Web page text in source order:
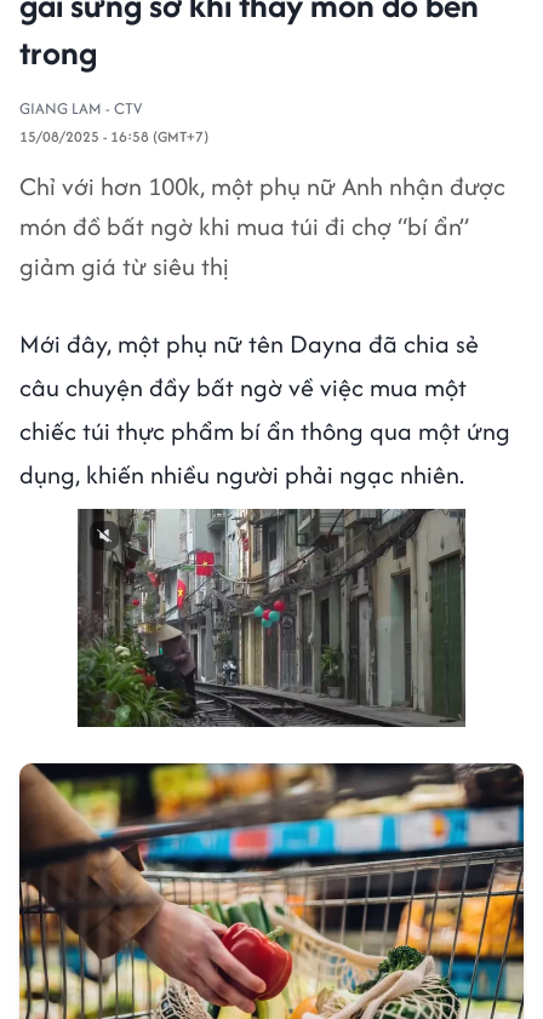
trong
GIANG LAM - CTV
15/08/2025 - 16:58 (GMT+7)
Chỉ với hơn 100k, một phụ nữ Anh nhận được
món đồ bất ngờ khi mua túi đi chợ “bí ẩn”
giảm giá từ siêu thị
Mới đây, một phụ nữ tên Dayna đã chia sẻ
câu chuyện đầy bất ngờ về việc mua một
chiếc túi thực phẩm bí ẩn thông qua một ứng
dụng, khiến nhiều người phải ngạc nhiên.